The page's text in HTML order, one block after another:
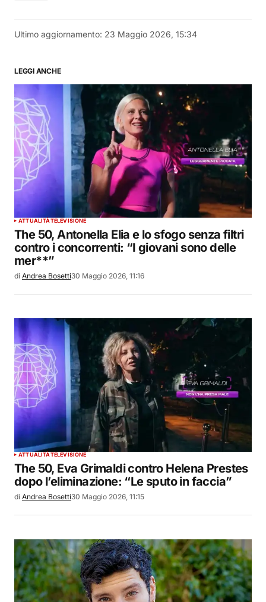
Ultimo aggiornamento: 23 Maggio 2026, 15:34
LEGGI ANCHE
ATTUALITÀTELEVISIONE
The 50, Antonella Elia e lo sfogo senza filtri
contro i concorrenti: “I giovani sono delle
mer**”
di Andrea Bosetti30 Maggio 2026, 11:16
ATTUALITÀTELEVISIONE
The 50, Eva Grimaldi contro Helena Prestes
dopo l’eliminazione: “Le sputo in faccia”
di Andrea Bosetti30 Maggio 2026, 11:15